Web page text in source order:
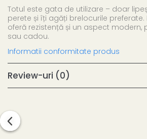
Totul este gata de utilizare – doar
perete și îți agăți brelocurile preferate.
oferă rezistență și un aspect modern,
sau cadou.
Informatii conformitate produs
Review-uri (0)